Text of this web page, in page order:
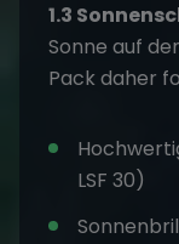
1.3
Sonne auf
Pack daher
LSF 30)